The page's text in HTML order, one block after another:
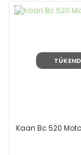
Kaan Bc 520